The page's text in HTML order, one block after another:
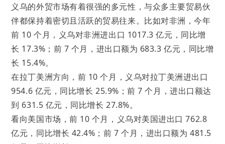
义乌的外贸市场有着很强的多元性，与众多主要贸易伙
伴都保持着密切且活跃的贸易往来。比如对非洲，今年
前 10 个月，义乌对非洲进出口 1017.3 亿元，同比增
长 17.3%；前 7 个月，进出口额为 683.3 亿元，同比增
长 15.4%。
在拉丁美洲方向，前 10 个月，义乌对拉丁美洲进出口
954.6 亿元，同比增长 25.9%；前 7 个月，进出口额达
到 631.5 亿元，同比增长 27.8%。
看向美国市场，前 10 个月，义乌对美国进出口 762.8
亿元，同比增长 42.4%；前 7 个月，进出口额为 481.5